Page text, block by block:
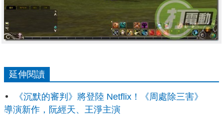
延伸閱讀
《沉默的審判》將登陸 Netflix！《周處除三害》
導演新作，阮經天、王淨主演